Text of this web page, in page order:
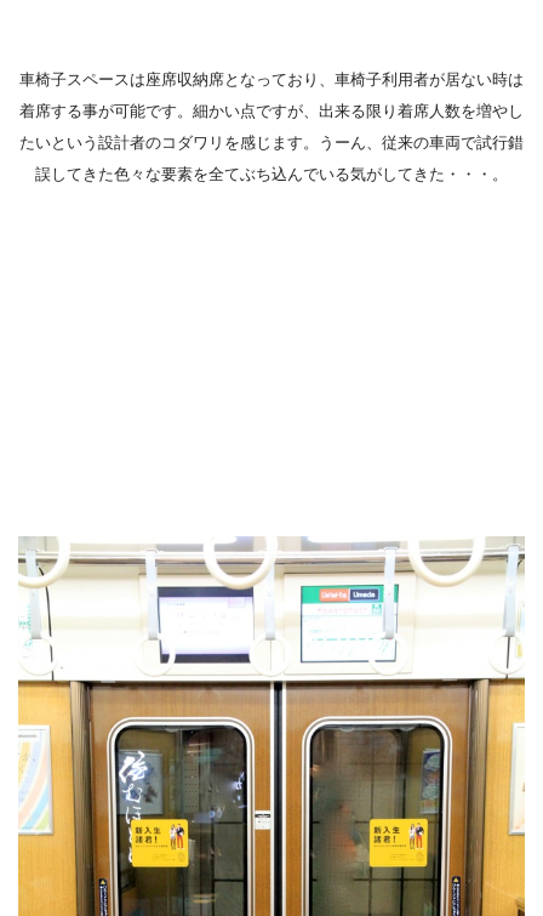
車椅子スペースは座席収納席となっており、車椅子利用者が居ない時は
着席する事が可能です。細かい点ですが、出来る限り着席人数を増やし
たいという設計者のコダワリを感じます。うーん、従来の車両で試行錯
誤してきた色々な要素を全てぶち込んでいる気がしてきた・・・。